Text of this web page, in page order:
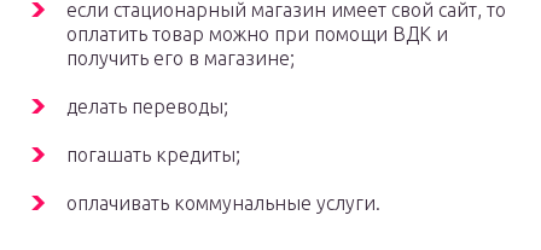
если стационарный магазин имеет свой сайт, то
оплатить товар можно при помощи ВДК и
получить его в магазине;
делать переводы;
погашать кредиты;
оплачивать коммунальные услуги.